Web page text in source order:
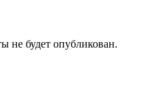
не будет опубликован.